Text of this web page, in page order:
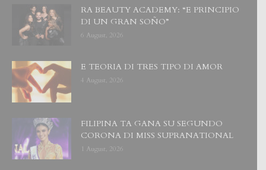
RA BEAUTY ACADEMY: “E PRINCIPIO
DI UN GRAN SOÑO”
6 August, 2026
E TEORIA DI TRES TIPO DI AMOR
4 August, 2026
FILIPINA TA GANA SU SEGUNDO
CORONA DI MISS SUPRANATIONAL
1 August, 2026